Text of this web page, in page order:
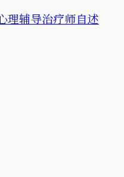
辅导治疗师自述